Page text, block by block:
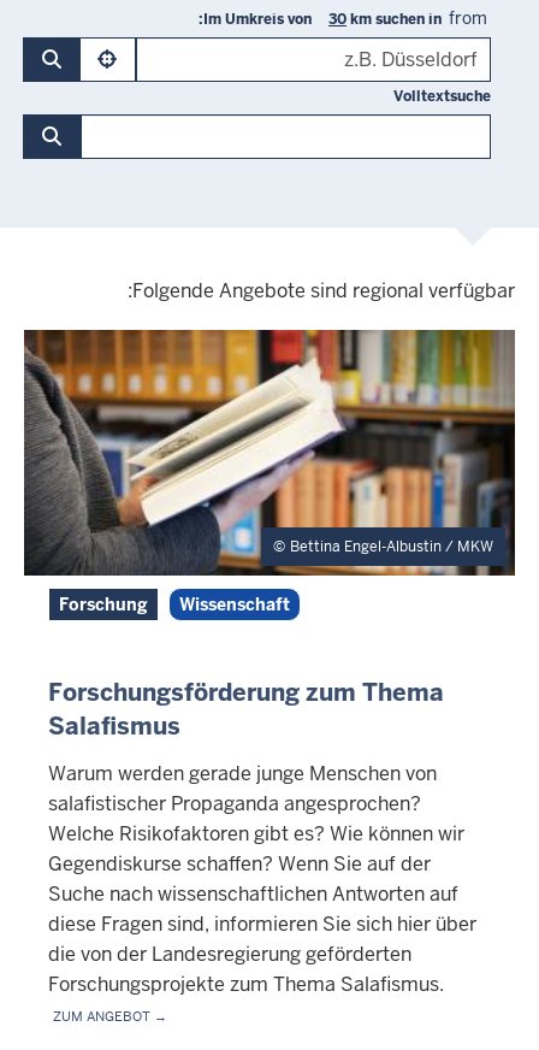
Im Umkreis von km suchen in:
Volltextsuche
Folgende Angebote sind regional verfügbar:
Bettina Engel-Albustin / MKW
Forschung Wissenschaft
Forschungsförderung zum Thema
Salafismus
Warum werden gerade junge Menschen von
salafistischer Propaganda angesprochen?
Welche Risikofaktoren gibt es? Wie können wir
Gegendiskurse schaffen? Wenn Sie auf der
Suche nach wissenschaftlichen Antworten auf
diese Fragen sind, informieren Sie sich hier über
die von der Landesregierung geförderten
Forschungsprojekte zum Thema Salafismus.
Zum Angebot →